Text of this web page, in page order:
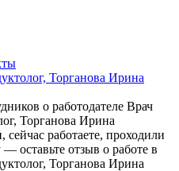
Торганова Ирина
о работодателе Врач
Торганова Ирина
работаете, проходили
оставьте отзыв о работе в
Торганова Ирина